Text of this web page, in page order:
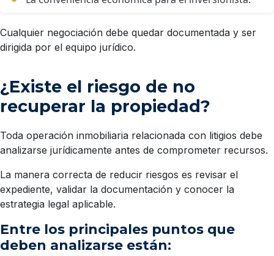
Cualquier negociación debe quedar documentada y ser
dirigida por el equipo jurídico.
¿Existe el riesgo de no
recuperar la propiedad?
Toda operación inmobiliaria relacionada con litigios debe
analizarse jurídicamente antes de comprometer recursos.
La manera correcta de reducir riesgos es revisar el
expediente, validar la documentación y conocer la
estrategia legal aplicable.
Entre los principales puntos que
deben analizarse están: